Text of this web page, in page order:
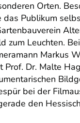
Orten.
Publikum
zum Leuchten.
Markus
Prof. Dr. Malte
bei der
den